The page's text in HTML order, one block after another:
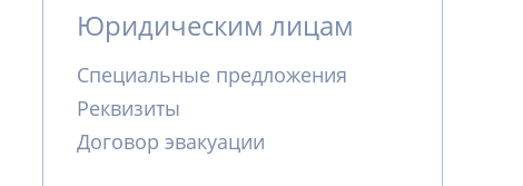
Юридическим лицам
Специальные предложения
Реквизиты
Договор эвакуации